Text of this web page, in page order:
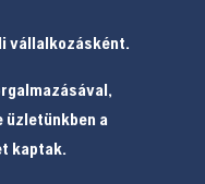
vállalkozásként.
a
kaptak.